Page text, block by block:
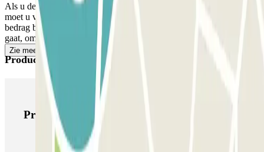
Als u de gereserveerde tijd en de extra 15 minuten overschrijdt,
moet u via de app of de link die u in uw reservering vindt, het extra
bedrag bijbetalen. Vergeet dit niet te doen voordat u naar de uitgang
gaat, om oponthoud te voorkomen.
Zie meer
Producten van Parclick
Producten van Parclick